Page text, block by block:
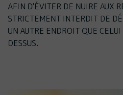
AFIN D'ÉVITER DE NUIRE AUX
STRICTEMENT INTERDIT DE
UN AUTRE ENDROIT QUE
DESSUS.